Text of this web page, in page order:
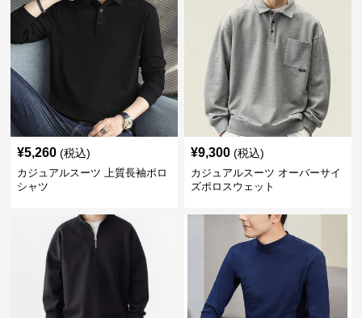
¥5,260 (税込)
カジュアルスーツ 上質長袖ポロ
シャツ
¥9,300 (税込)
カジュアルスーツ オーバーサイ
ズポロスウェット